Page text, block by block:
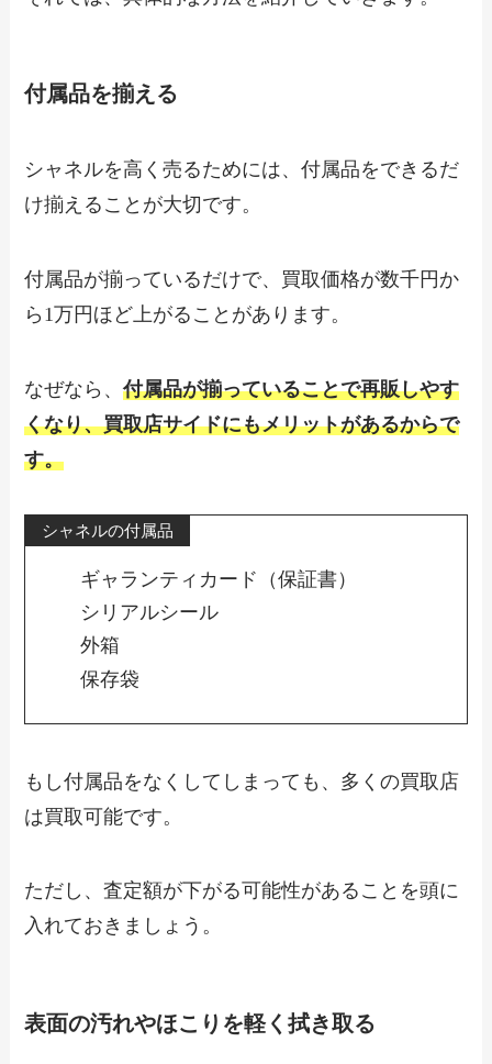
付属品を揃える
シャネルを高く売るためには、付属品をできるだ
け揃えることが大切です。
付属品が揃っているだけで、買取価格が数千円か
ら1万円ほど上がることがあります。
なぜなら、付属品が揃っていることで再販しやす
くなり、買取店サイドにもメリットがあるからで
す。
シャネルの付属品
ギャランティカード（保証書）
シリアルシール
外箱
保存袋
もし付属品をなくしてしまっても、多くの買取店
は買取可能です。
ただし、査定額が下がる可能性があることを頭に
入れておきましょう。
表面の汚れやほこりを軽く拭き取る